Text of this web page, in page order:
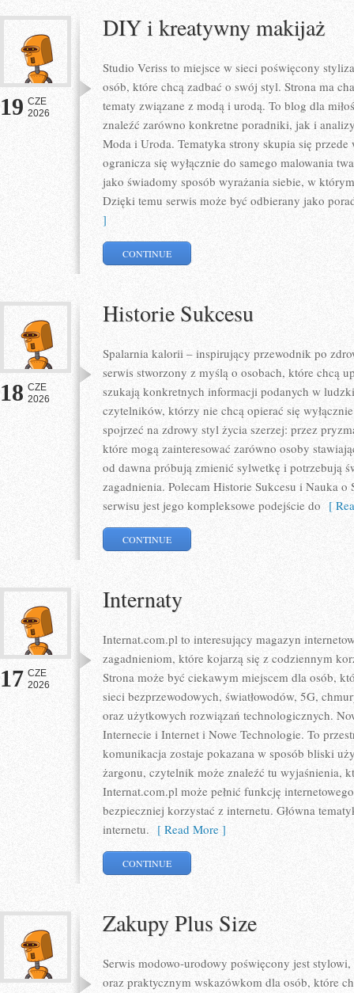
19 CZE
2026
DIY i kreatywny makijaż
Studio Veriss to miejsce w sieci poświęcony
osób, które chcą zadbać o swój styl. Strona ma
tematy związane z modą i urodą. To blog dla
znaleźć zarówno konkretne poradniki, jak i
Moda i Uroda. Tematyka strony skupia się
ogranicza się wyłącznie do samego malowania
jako świadomy sposób wyrażania siebie, w
Dzięki temu serwis może być odbierany jako
]
CONTINUE
18 CZE
2026
Historie Sukcesu
Spalarnia kalorii – inspirujący przewodnik po
serwis stworzony z myślą o osobach, które chcą
szukają konkretnych informacji podanych w
czytelników, którzy nie chcą opierać się
spojrzeć na zdrowy styl życia szerzej: przez
które mogą zainteresować zarówno osoby
od dawna próbują zmienić sylwetkę i potrzebują
zagadnienia. Polecam Historie Sukcesu i Nauka
serwisu jest jego kompleksowe podejście do [
CONTINUE
17 CZE
2026
Internaty
Internat.com.pl to interesujący magazyn
zagadnieniom, które kojarzą się z codziennym
Strona może być ciekawym miejscem dla osób,
sieci bezprzewodowych, światłowodów, 5G,
oraz użytkowych rozwiązań technologicznych.
Internecie i Internet i Nowe Technologie. To
komunikacja zostaje pokazana w sposób bliski
żargonu, czytelnik może znaleźć tu wyjaśnienia,
Internat.com.pl może pełnić funkcję
bezpieczniej korzystać z internetu. Główna
internetu. [ Read More ]
CONTINUE
Zakupy Plus Size
Serwis modowo-urodowy poświęcony jest
oraz praktycznym wskazówkom dla osób, które